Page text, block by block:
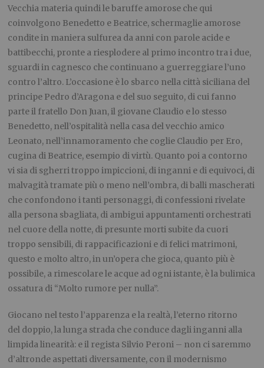
Vecchia materia quindi le baruffe amorose che qui
coinvolgono Benedetto e Beatrice, schermaglie amorose
condite in maniera sulfurea da anni con parole acide e
battibecchi, pronte a riesplodere al primo incontro tra i due,
sguardi in cagnesco che continuano a guerreggiare l’uno
contro l’altro. L’occasione è lo sbarco nella città siciliana del
principe Pedro d’Aragona e del suo seguito, di cui fanno
parte il fratello Don Juan, il giovane Claudio e lo stesso
Benedetto, nell’ospitalità nella casa del vecchio amico
Leonato, nell’innamoramento che coglie Claudio per Ero,
cugina di Beatrice, esempio di virtù. Quanto poi a contorno
vi sia di sgherri troppo impiccioni, di inganni e di equivoci, di
malvagità tramate più o meno nell’ombra, di balli mascherati
che confondono i tanti personaggi, di confessioni rivelate
alla persona sbagliata, di ambigui appuntamenti orchestrati
nel cuore della notte, di presunte morti subite da cuori
troppo sensibili, di rappacificazioni e di felici matrimoni,
questo e molto altro, in un’opera che gioca, quanto più è
possibile, a rimescolare le acque ad ogni istante, è la bulimica
ossatura di “Molto rumore per nulla”.
Giocano nel testo l’apparenza e la realtà, l’eterno ritorno
del doppio, la lunga strada che conduce dagli inganni alla
limpida linearità: e il regista Silvio Peroni – non ci saremmo
d’altronde aspettati diversamente, con il modernismo